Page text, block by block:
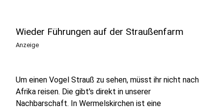
Wieder Führungen auf der Straußenfarm
Anzeige
Um einen Vogel Strauß zu sehen, müsst ihr nicht nach
Afrika reisen. Die gibt's direkt in unserer
Nachbarschaft. In Wermelskirchen ist eine